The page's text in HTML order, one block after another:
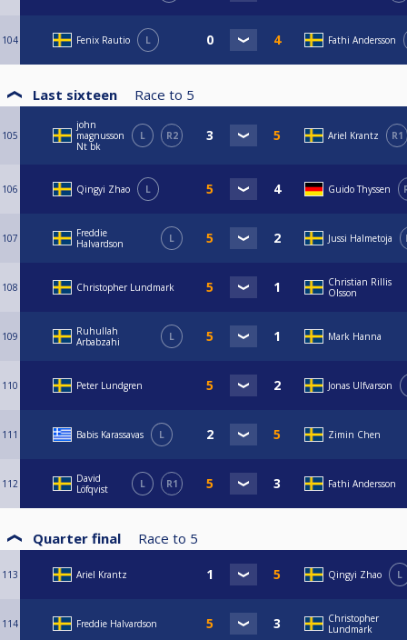
104 Fenix Rautio L Fathi Andersson
Last sixteen Race to 5
105
john
magnusson
Nt bk
L R2 Ariel Krantz R1
106 Qingyi Zhao L Guido Thyssen
107
Freddie
Halvardson
L Jussi Halmetoja
108 Christopher Lundmark
Christian Rillis
Olsson
109
Ruhullah
Arbabzahi
L Mark Hanna
110 Peter Lundgren Jonas Ulfvarson
111 Babis Karassavas L Zimin Chen
112
David
Löfqvist
L R1 Fathi Andersson
Quarter final Race to 5
113 Ariel Krantz Qingyi Zhao L
114 Freddie Halvardson
Christopher
Lundmark